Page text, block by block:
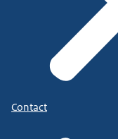
Contact